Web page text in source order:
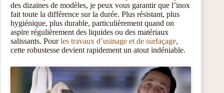
des dizaines de modèles, je peux vous garantir que l’inox
fait toute la différence sur la durée. Plus résistant, plus
hygiénique, plus durable, particulièrement quand on
aspire régulièrement des liquides ou des matériaux
salissants. Pourles travaux d’usinage et de surfaçage,
cette robustesse devient rapidement un atout indéniable.